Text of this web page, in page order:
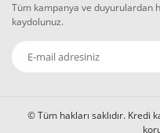
Tüm kampanya ve duyurulardan
kaydolunuz.
© Tüm hakları saklıdır. Kredi